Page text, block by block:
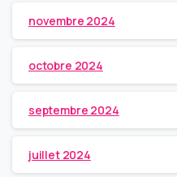
novembre 2024
octobre 2024
septembre 2024
juillet 2024